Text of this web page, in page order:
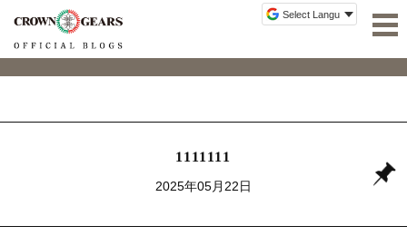
1111111
2025年05月22日